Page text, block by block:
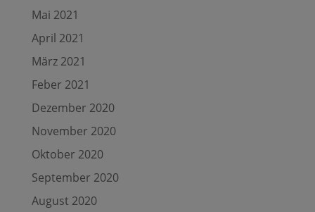
Mai 2021
April 2021
März 2021
Feber 2021
Dezember 2020
November 2020
Oktober 2020
September 2020
August 2020